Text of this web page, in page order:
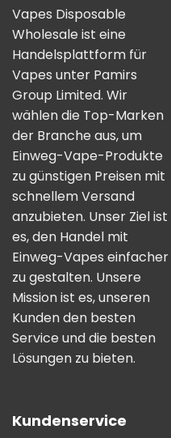
Vapes Disposable
Wholesale ist eine
Handelsplattform für
Vapes unter Pamirs
Group Limited. Wir
wählen die Top-Marken
der Branche aus, um
Einweg-Vape-Produkte
zu günstigen Preisen mit
schnellem Versand
anzubieten. Unser Ziel ist
es, den Handel mit
Einweg-Vapes einfacher
zu gestalten. Unsere
Mission ist es, unseren
Kunden den besten
Service und die besten
Lösungen zu bieten.
Kundenservice